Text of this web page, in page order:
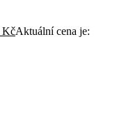
KčAktuální cena je: